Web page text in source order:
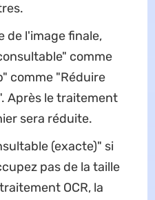
de l'image finale,
comme
comme "Réduire
Après le traitement
sera réduite.
(exacte)" si
pas de la taille
OCR, la